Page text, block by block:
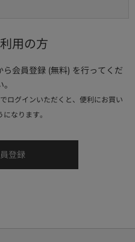
用の方
会員登録 (無料) を行ってくだ
ログインいただくと、便利にお買い
なります。